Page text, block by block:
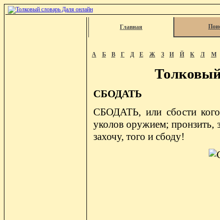
Главная
А Б В Г Д Е Ж З И Й К Л М
СБОДАТЬ
СБОДАТЬ, или сбости
уколов оружием; пронзить,
захочу, того и сбоду!